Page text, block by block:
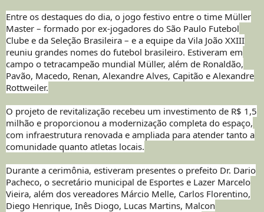
Entre os destaques do dia, o jogo festivo entre o time Müller
Master – formado por ex-jogadores do São Paulo Futebol
Clube e da Seleção Brasileira – e a equipe da Vila João XXIII
reuniu grandes nomes do futebol brasileiro. Estiveram em
campo o tetracampeão mundial Müller, além de Ronaldão,
Pavão, Macedo, Renan, Alexandre Alves, Capitão e Alexandre
Rottweiler.
O projeto de revitalização recebeu um investimento de R$ 1,5
milhão e proporcionou a modernização completa do espaço,
com infraestrutura renovada e ampliada para atender tanto a
comunidade quanto atletas locais.
Durante a cerimônia, estiveram presentes o prefeito Dr. Dario
Pacheco, o secretário municipal de Esportes e Lazer Marcelo
Vieira, além dos vereadores Márcio Melle, Carlos Florentino,
Diego Henrique, Inês Diogo, Lucas Martins, Malcon